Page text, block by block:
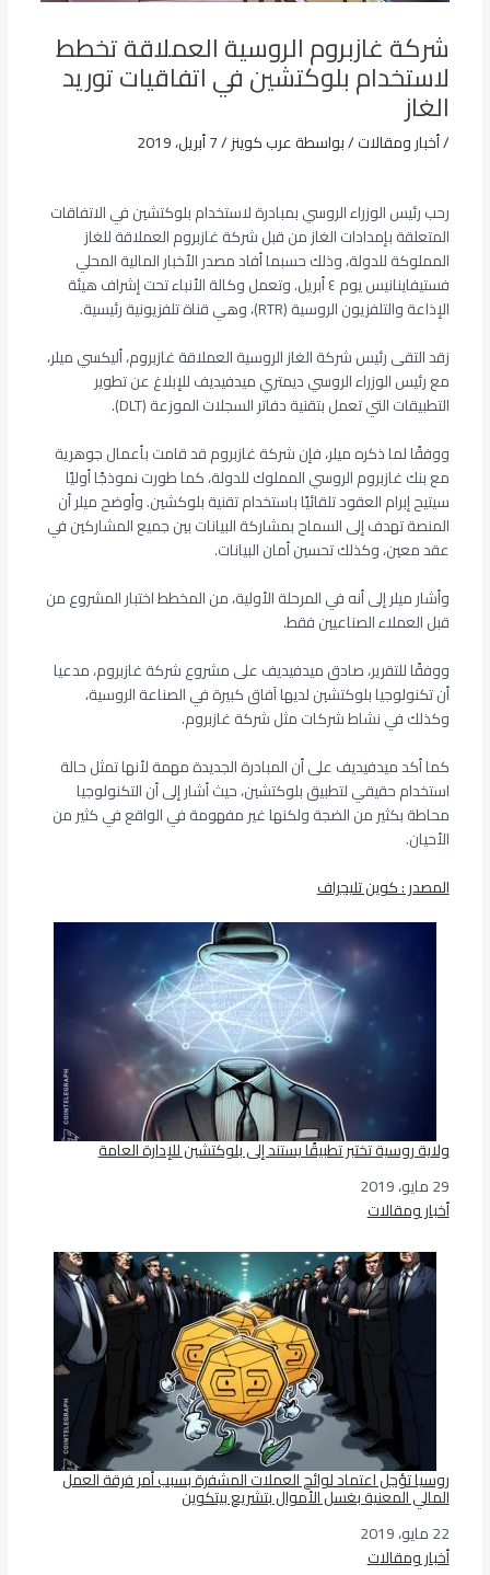
شركة غازبروم الروسية العملاقة تخطط
لاستخدام بلوكتشين في اتفاقيات توريد
الغاز
/أخبار ومقالات/ بواسطةعرب كوينز/7 أبريل، 2019
رحب رئيس الوزراء الروسي بمبادرة لاستخدام بلوكتشين في الاتفاقات
المتعلقة بإمدادات الغاز من قبل شركة غازبروم العملاقة للغاز
المملوكة للدولة، وذلك حسبما أفاد مصدر الأخبار المالية المحلي
فستيفاينانيس يوم ٤ أبريل. وتعمل وكالة الأنباء تحت إشراف هيئة
الإذاعة والتلفزيون الروسية (RTR)، وهي قناة تلفزيونية رئيسية.
زقد التقى رئيس شركة الغاز الروسية العملاقة غازبروم، أليكسي ميلر،
مع رئيس الوزراء الروسي ديمتري ميدفيديف للإبلاغ عن تطوير
التطبيقات التي تعمل بتقنية دفاتر السجلات الموزعة (DLT).
ووفقًا لما ذكره ميلر، فإن شركة غازبروم قد قامت بأعمال جوهرية
مع بنك غازبروم الروسي المملوك للدولة، كما طورت نموذجًا أوليًا
سيتيح إبرام العقود تلقائيًا باستخدام تقنية بلوكشين. وأوضح ميلر أن
المنصة تهدف إلى السماح بمشاركة البيانات بين جميع المشاركين في
عقد معين، وكذلك تحسين أمان البيانات.
وأشار ميلر إلى أنه في المرحلة الأولية، من المخطط اختبار المشروع من
قبل العملاء الصناعيين فقط.
ووفقًا للتقرير، صادق ميدفيديف على مشروع شركة غازبروم، مدعيا
أن تكنولوجيا بلوكتشين لديها آفاق كبيرة في الصناعة الروسية،
وكذلك في نشاط شركات مثل شركة غازبروم.
كما أكد ميدفيديف على أن المبادرة الجديدة مهمة لأنها تمثل حالة
استخدام حقيقي لتطبيق بلوكتشين، حيث أشار إلى أن التكنولوجيا
محاطة بكثير من الضجة ولكنها غير مفهومة في الواقع في كثير من
الأحيان.
المصدر : كوين تليجراف
ولاية روسية تختبر تطبيقًا يستند إلى بلوكتشين للإدارة العامة
التاريخ
29 مايو، 2019
في ما يتعلق بما يأتي
أخبار ومقالات
روسيا تؤجل اعتماد لوائح العملات المشفرة بسبب أمر فرقة العمل
المالي المعنية بغسل الأموال بتشريع بيتكوين
التاريخ
22 مايو، 2019
في ما يتعلق بما يأتي
أخبار ومقالات